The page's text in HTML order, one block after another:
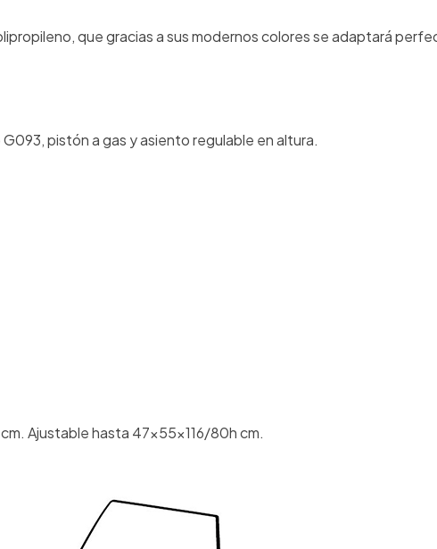
que gracias a sus modernos colores se adaptará
pistón a gas y asiento regulable en altura.
Ajustable hasta 47x55x116/80h cm.